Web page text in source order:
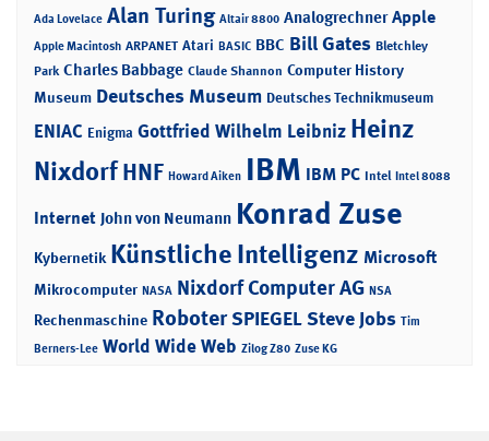
Ada Lovelace Alan Turing Altair 8800 Analogrechner Apple
Apple Macintosh ARPANET Atari BASIC BBC Bill Gates Bletchley
Park Charles Babbage Claude Shannon Computer History
Museum Deutsches Museum Deutsches Technikmuseum
ENIAC Enigma Gottfried Wilhelm Leibniz Heinz
NixdorfHNF Howard Aiken IBM IBM PC Intel Intel 8088
Internet John von Neumann Konrad Zuse
Kybernetik Künstliche Intelligenz Microsoft
Mikrocomputer NASA Nixdorf Computer AG NSA
Rechenmaschine RoboterSPIEGELSteve Jobs Tim
Berners-Lee World Wide Web Zilog Z80 Zuse KG